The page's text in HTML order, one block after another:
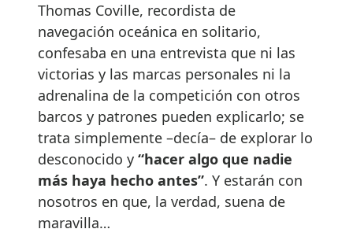
Thomas Coville, recordista de
navegación oceánica en solitario,
confesaba en una entrevista que ni las
victorias y las marcas personales ni la
adrenalina de la competición con otros
barcos y patrones pueden explicarlo; se
trata simplemente –decía– de explorar lo
desconocido y “hacer algo que nadie
más haya hecho antes”. Y estarán con
nosotros en que, la verdad, suena de
maravilla…